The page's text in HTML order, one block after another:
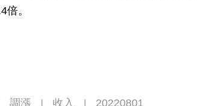
。
調漲 收入 20220801